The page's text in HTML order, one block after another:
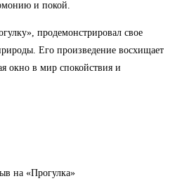
и покой.
продемонстрировал свое
Его произведение восхищает
окно в мир спокойствия и
на «Прогулка»